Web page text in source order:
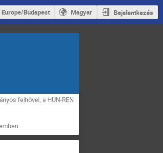
Europe/Budapest Magyar Bejelentkezés
felhővel, a HUN-REN